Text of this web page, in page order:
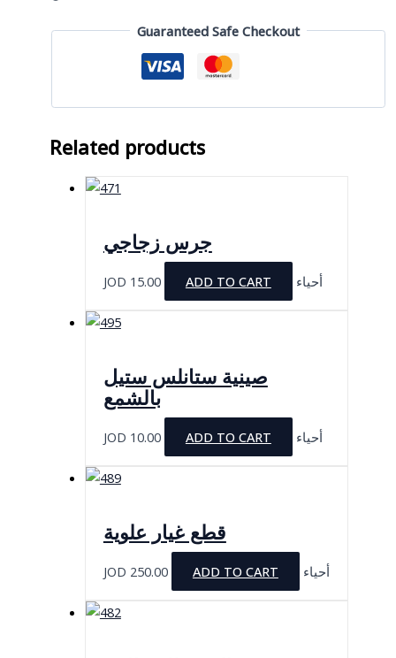
Guaranteed Safe Checkout
Related products
جرس زجاجي
JOD 15.00 ADD TO CART أحياء
صينية ستانلس ستيل
بالشمع
JOD 10.00 ADD TO CART أحياء
قطع غيار علوية
JOD 250.00 ADD TO CART أحياء